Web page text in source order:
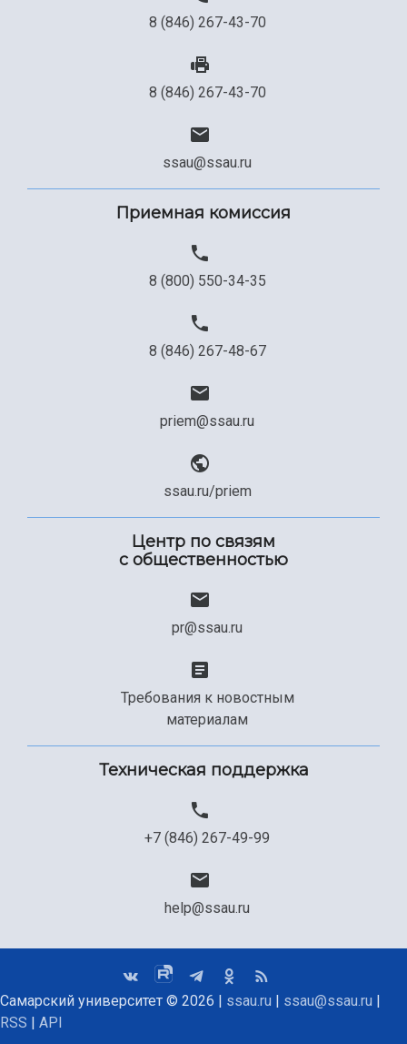
8 (846) 267-43-70
8 (846) 267-43-70
ssau@ssau.ru
Приемная комиссия
8 (800) 550-34-35
8 (846) 267-48-67
priem@ssau.ru
ssau.ru/priem
Центр по связям
с общественностью
pr@ssau.ru
Требования к новостным
материалам
Техническая поддержка
+7 (846) 267-49-99
help@ssau.ru
Самарский университет © 2026 | ssau.ru ssau@ssau.ru
RSS
API